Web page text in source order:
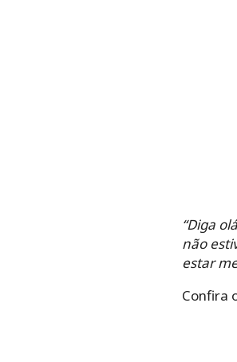
“Diga
não
estar
Confira